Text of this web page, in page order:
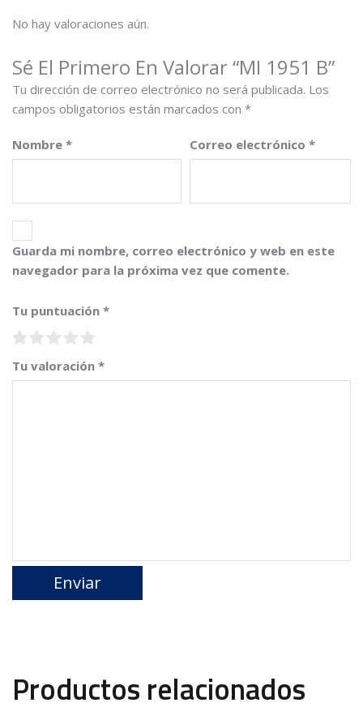
No hay valoraciones aún.
Sé El Primero En Valorar “MI 1951 B”
Tu dirección de correo electrónico no será publicada. Los
campos obligatorios están marcados con *
Nombre * Correo electrónico *
Guarda mi nombre, correo electrónico y web en este
navegador para la próxima vez que comente.
Tu puntuación *
Tu valoración *
Productos relacionados